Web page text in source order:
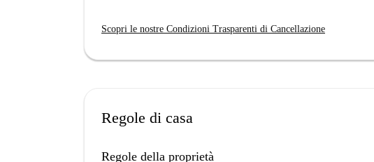
Scopri le nostre Condizioni Trasparenti di Cancellazione
Regole di casa
Regole della proprietà